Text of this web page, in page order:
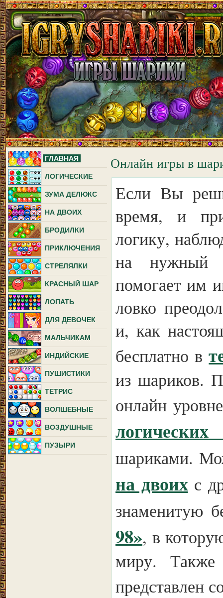
ГЛАВНАЯ
ЛОГИЧЕСКИЕ
ЗУМА ДЕЛЮКС
НА ДВОИХ
БРОДИЛКИ
ПРИКЛЮЧЕНИЯ
СТРЕЛЯЛКИ
КРАСНЫЙ ШАР
ЛОПАТЬ
ДЛЯ ДЕВОЧЕК
МАЛЬЧИКАМ
ИНДИЙСКИЕ
ПУШИСТИКИ
ТЕТРИС
ВОЛШЕБНЫЕ
ВОЗДУШНЫЕ
ПУЗЫРИ
Онлайн игры в
Если Вы
время, и
логику,
на нужный
помогает им
ловко
и, как
бесплатно в
из шариков.
онлайн
шариками.
на двоихс
знаменитую
98», в
миру. Также
представлен